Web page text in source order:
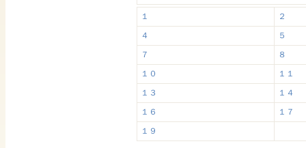
１
２
４
５
７
８
１０
１１
１３
１４
１６
１７
１９